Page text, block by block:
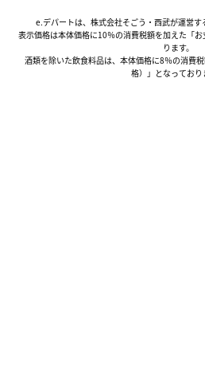
e.デパートは、株式会社そごう・西武が運営す
表示価格は本体価格に10％の消費税額を加えた「
ります。
酒類を除いた飲食料品は、本体価格に8％の消費
格）」となっており